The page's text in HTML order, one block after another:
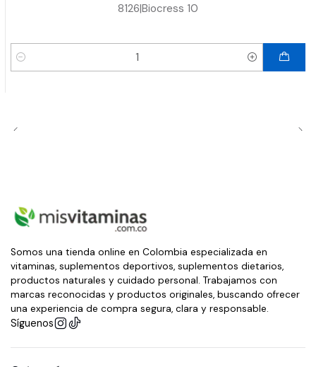
8126|Biocress 10
Cantidad
Somos una tienda online en Colombia especializada en
vitaminas, suplementos deportivos, suplementos dietarios,
productos naturales y cuidado personal. Trabajamos con
marcas reconocidas y productos originales, buscando ofrecer
una experiencia de compra segura, clara y responsable.
Síguenos